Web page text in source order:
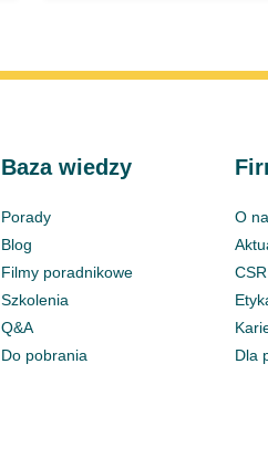
Baza wiedzy
Porady
Blog
Filmy poradnikowe
Szkolenia
Q&A
Do pobrania
O
CSR
Dla